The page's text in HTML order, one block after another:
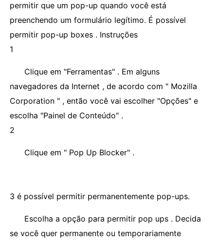
permitir que um pop-up quando você está
preenchendo um formulário legítimo. É possível
permitir pop-up boxes . Instruções
1
Clique em "Ferramentas" . Em alguns
navegadores da Internet , de acordo com " Mozilla
Corporation " , então você vai escolher "Opções" e
escolha "Painel de Conteúdo" .
2
Clique em " Pop Up Blocker" .
3 é possível permitir permanentemente pop-ups.
Escolha a opção para permitir pop ups . Decida
se você quer permanente ou temporariamente